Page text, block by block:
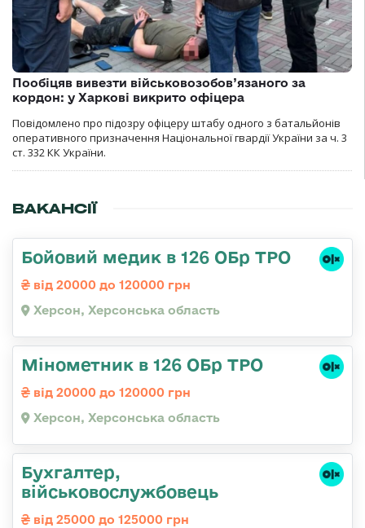
Пообіцяв вивезти військовозобов’язаного за
кордон: у Харкові викрито офіцера
Повідомлено про підозру офіцеру штабу одного з батальйонів
оперативного призначення Національної гвардії України за ч. 3
ст. 332 КК України.
ВАКАНСІЇ
Бойовий медик в 126 ОБр ТРО
від 20000 до 120000 грн
Херсон, Херсонська область
Мінометник в 126 ОБр ТРО
від 20000 до 120000 грн
Херсон, Херсонська область
Бухгалтер,
військовослужбовець
від 25000 до 125000 грн